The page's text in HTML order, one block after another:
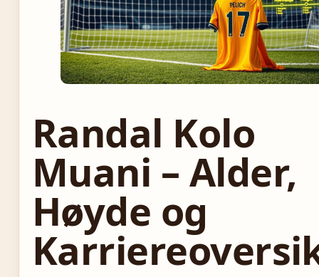
Randal Kolo
Muani – Alder,
Høyde og